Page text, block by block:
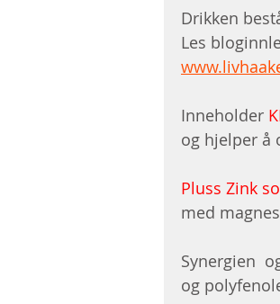
Drikken
Les
Inneholder
og hjelper å
Pluss Zink
med
Synergien
og